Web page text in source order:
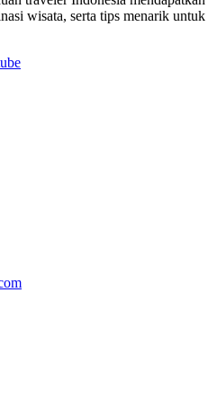
wisata, serta tips menarik untuk